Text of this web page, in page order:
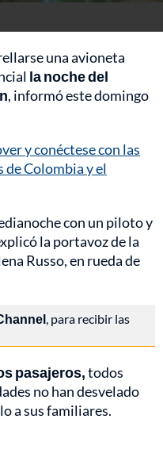
una avioneta
la noche del
, informó este domingo
y conéctese con las
Colombia y el
con un piloto y
la portavoz de la
Russo, en rueda de
, para recibir las
pasajeros,todos
no han desvelado
a sus familiares.